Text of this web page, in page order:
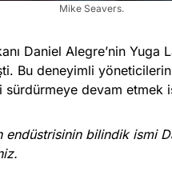
Mike Seavers.
Daniel Alegre’nin Yuga
Bu deneyimli
sürdürmeye devam etmek
endüstrisinin bilindik ismi